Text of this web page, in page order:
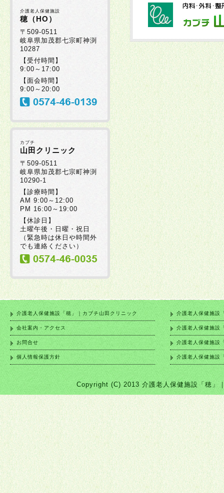
2025年10月27日
2025年10月22日
2025年10月03日
2025年10月02日
2025年09月16日
2025年09月01日
2025年08月29日
2025年08月05日
2025年07月30日
2025年07月08日
2025年07月08日
介護老人保健施設
穂（HO）
〒509-0511
岐阜県加茂郡七宗町神渕
10287
【受付時間】
9:00～17:00
【面会時間】
9:00～20:00
カブチ
山田クリニック
〒509-0511
岐阜県加茂郡七宗町神渕
10290-1
【診療時間】
AM 9:00～12:00
PM 16:00～19:00
【休診日】
土曜午後・日曜・祝日
（緊急時は休日や時間外
でも連絡ください）
介護老人保健施設「穂」｜カブチ山田クリニック
会社案内・アクセス
お問合せ
個人情報保護方針
介護老人保健施設
介護老人保健施設
介護老人保健施設
介護老人保健施設
Copyright (C) 2013 介護老人保健施設「穂